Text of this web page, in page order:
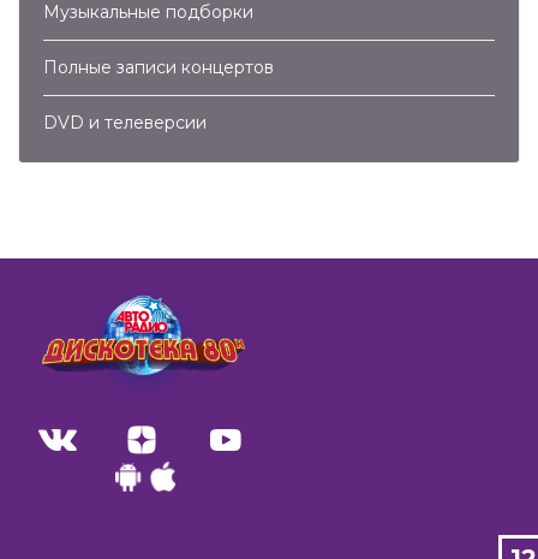
Музыкальные подборки
Полные записи концертов
DVD и телеверсии